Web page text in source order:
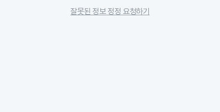
잘못된 정보 정정 요청하기